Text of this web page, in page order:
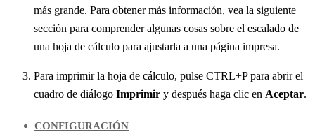
más grande. Para obtener más información, vea la siguiente
sección para comprender algunas cosas sobre el escalado de
una hoja de cálculo para ajustarla a una página impresa.
Para imprimir la hoja de cálculo, pulse CTRL+P para abrir el
cuadro de diálogo Imprimir y después haga clic en Aceptar.
CONFIGURACIÓN